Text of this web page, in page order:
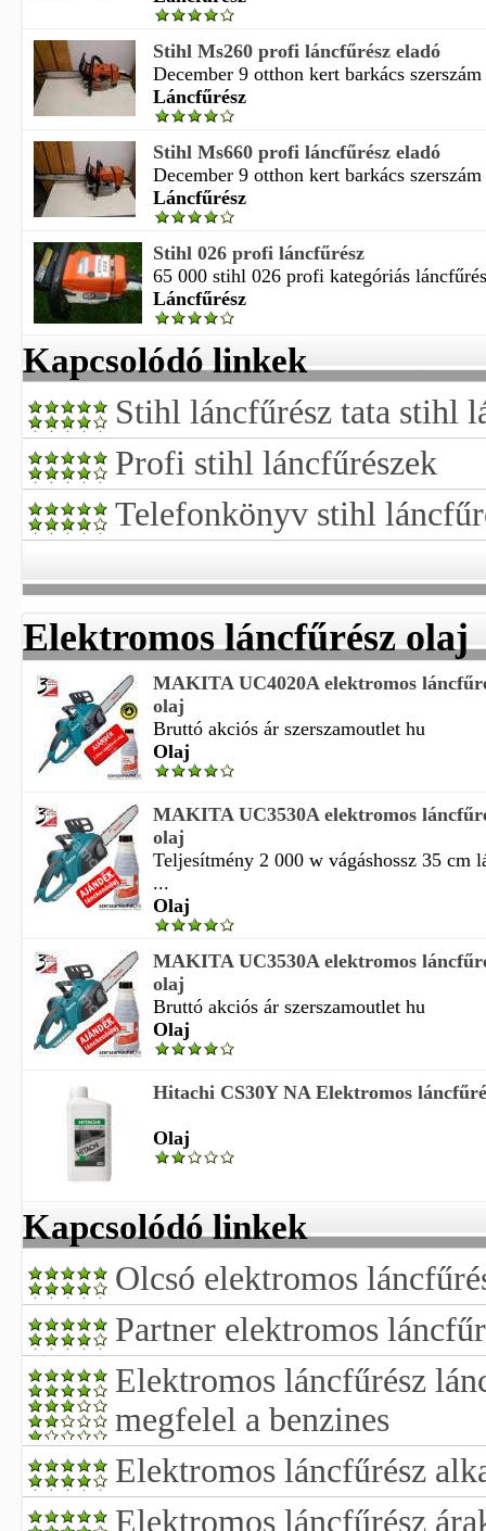
Stihl Ms260 profi láncfűrész eladó
December 9 otthon kert barkács
Láncfűrész
Stihl Ms660 profi láncfűrész eladó
December 9 otthon kert barkács
Láncfűrész
Stihl 026 profi láncfűrész
65 000 stihl 026 profi kategóriás
Láncfűrész
Kapcsolódó linkek
Stihl láncfűrész tata stihl
Profi stihl láncfűrészek
Telefonkönyv stihl
Elektromos láncfűrész olaj
MAKITA UC4020A elektromos
olaj
Bruttó akciós ár szerszamoutlet hu
Olaj
MAKITA UC3530A elektromos
olaj
Teljesítmény 2 000 w vágáshossz 35 cm
...
Olaj
MAKITA UC3530A elektromos
olaj
Bruttó akciós ár szerszamoutlet hu
Olaj
Hitachi CS30Y NA Elektromos
Olaj
Kapcsolódó linkek
Olcsó elektromos
Partner elektromos
Elektromos láncfűrész
megfelel a benzines
Elektromos láncfűrész
Elektromos láncfűrész